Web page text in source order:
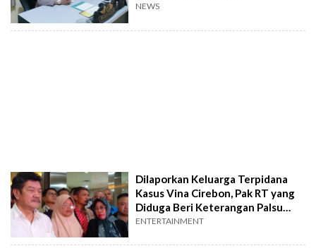
NEWS
Dilaporkan Keluarga Terpidana
Kasus Vina Cirebon, Pak RT yang
Diduga Beri Keterangan Palsu
Malah Minggat
ENTERTAINMENT